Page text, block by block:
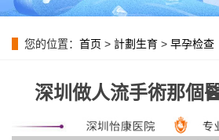
您的位置： 首页 > 計劃生育 > 早孕检查
深圳做人流手術那個